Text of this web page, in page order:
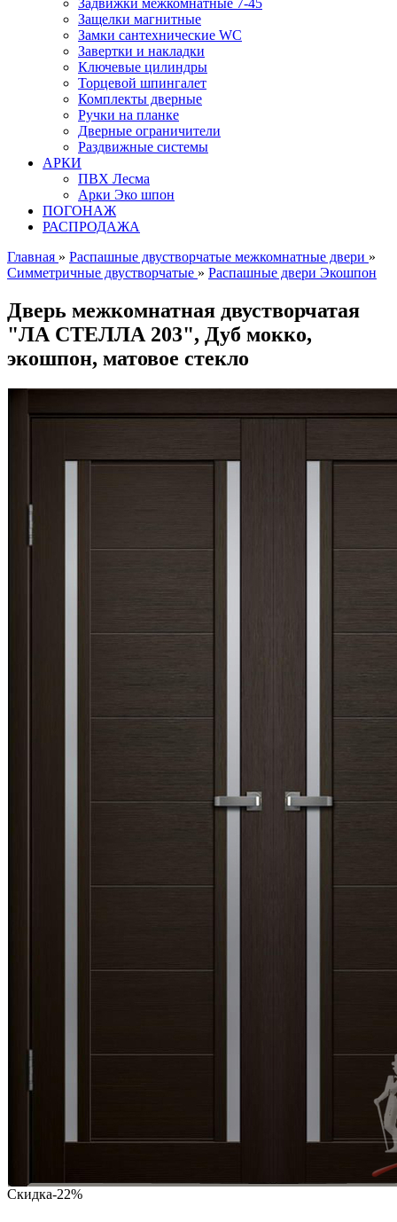
Защелки магнитные
Замки сантехнические WC
Завертки и накладки
Ключевые цилиндры
Торцевой шпингалет
Комплекты дверные
Ручки на планке
Дверные ограничители
Раздвижные системы
АРКИ
ПВХ Лесма
Арки Эко шпон
ПОГОНАЖ
РАСПРОДАЖА
Главная » Распашные двустворчатые межкомнатные двери »
Симметричные двустворчатые » Распашные двери Экошпон
Дверь межкомнатная двустворчатая
"ЛА СТЕЛЛА 203", Дуб мокко,
экошпон, матовое стекло
Скидка-22%